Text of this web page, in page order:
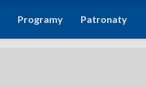
Programy Patronaty